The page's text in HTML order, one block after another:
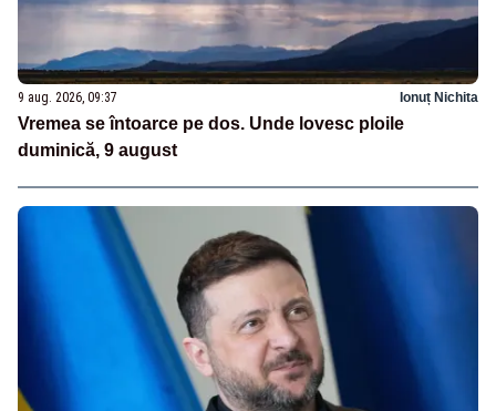
9 aug. 2026, 09:37 Ionuț Nichita
Vremea se întoarce pe dos. Unde lovesc ploile
duminică, 9 august